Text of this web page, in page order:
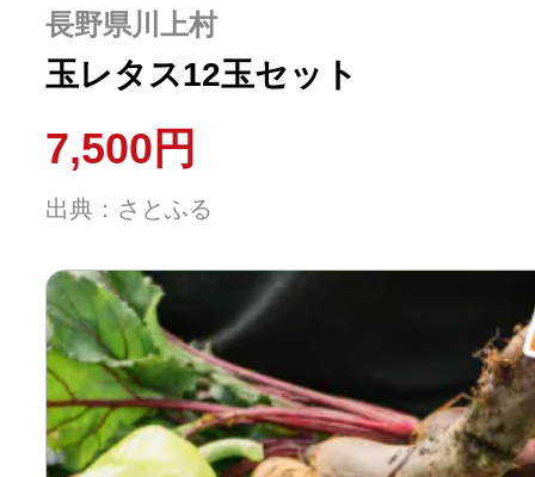
長野県川上村
玉レタス12玉セット
7,500円
出典：さとふる